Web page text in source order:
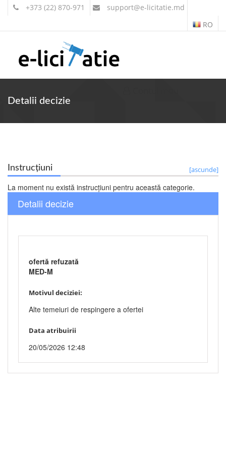
+373 (22) 870-971 support@e-licitatie.md
RO
Detalii decizie
Instrucțiuni [ascunde]
La moment nu există instrucțiuni pentru această categorie.
Detalii decizie
ofertă refuzată
MED-M
Motivul deciziei:
Alte temeiuri de respingere a ofertei
Data atribuirii
20/05/2026 12:48